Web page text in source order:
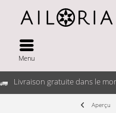
Livraison gratuite dans le
Menu
Aperçu